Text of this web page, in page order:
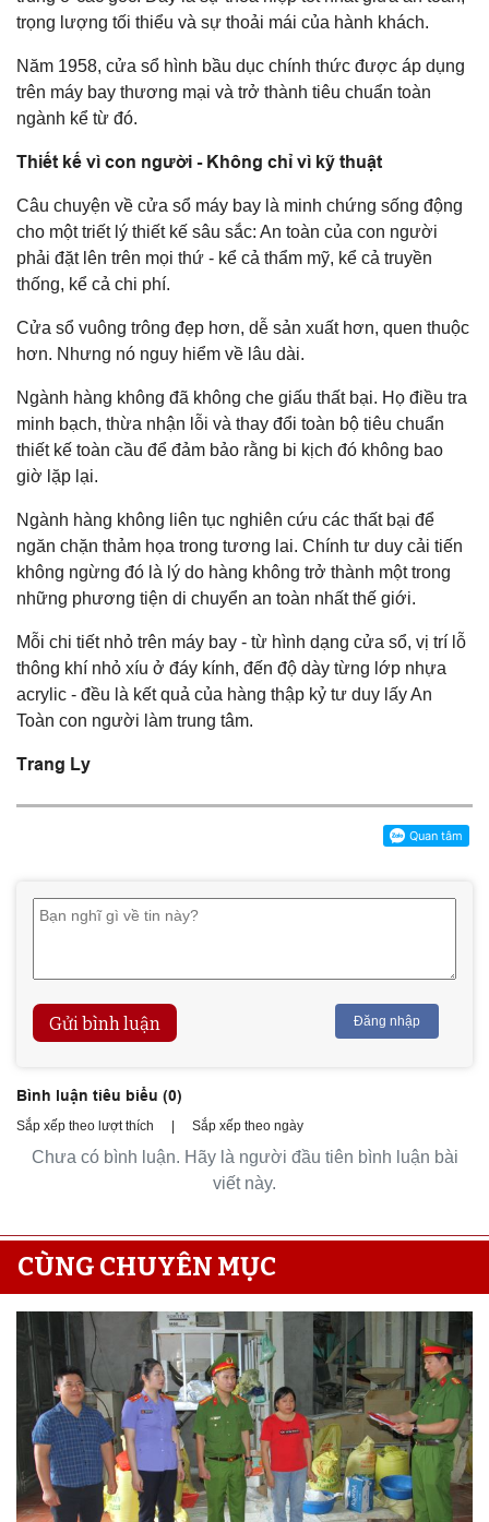
trọng lượng tối thiểu và sự thoải mái của hành khách.
Năm 1958, cửa sổ hình bầu dục chính thức được áp dụng
trên máy bay thương mại và trở thành tiêu chuẩn toàn
ngành kể từ đó.
Thiết kế vì con người - Không chỉ vì kỹ thuật
Câu chuyện về cửa sổ máy bay là minh chứng sống động
cho một triết lý thiết kế sâu sắc: An toàn của con người
phải đặt lên trên mọi thứ - kể cả thẩm mỹ, kể cả truyền
thống, kể cả chi phí.
Cửa sổ vuông trông đẹp hơn, dễ sản xuất hơn, quen thuộc
hơn. Nhưng nó nguy hiểm về lâu dài.
Ngành hàng không đã không che giấu thất bại. Họ điều tra
minh bạch, thừa nhận lỗi và thay đổi toàn bộ tiêu chuẩn
thiết kế toàn cầu để đảm bảo rằng bi kịch đó không bao
giờ lặp lại.
Ngành hàng không liên tục nghiên cứu các thất bại để
ngăn chặn thảm họa trong tương lai. Chính tư duy cải tiến
không ngừng đó là lý do hàng không trở thành một trong
những phương tiện di chuyển an toàn nhất thế giới.
Mỗi chi tiết nhỏ trên máy bay - từ hình dạng cửa sổ, vị trí lỗ
thông khí nhỏ xíu ở đáy kính, đến độ dày từng lớp nhựa
acrylic - đều là kết quả của hàng thập kỷ tư duy lấy An
Toàn con người làm trung tâm.
Trang Ly
Gửi bình luận Đăng nhập
Bình luận tiêu biểu (0)
Sắp xếp theo lượt thích | Sắp xếp theo ngày
Chưa có bình luận. Hãy là người đầu tiên bình luận bài
viết này.
CÙNG CHUYÊN MỤC